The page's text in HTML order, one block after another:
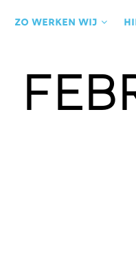
Zo werken wij